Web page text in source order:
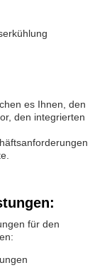
es Ihnen, den
den integrierten
für den